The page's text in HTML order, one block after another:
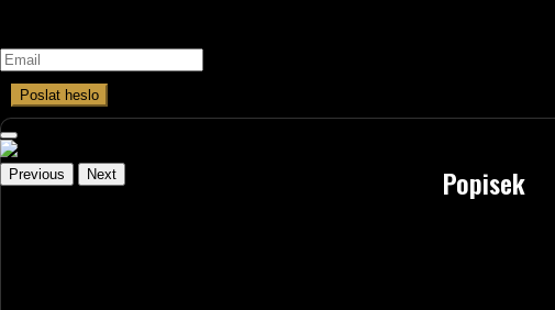
Poslat heslo
Previous Next Popisek